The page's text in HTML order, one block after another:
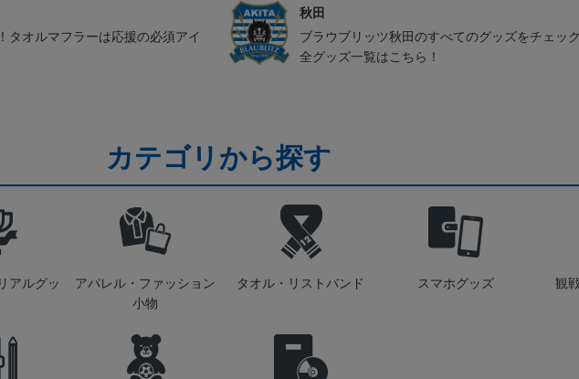
タオルマフラーは応援の必須アイ
秋田
ブラウブリッツ秋田のすべてのグッズをチェッ
全グッズ一覧はこちら！
カテゴリから探す
アルグッ
アパレル・ファッション
小物
タオル・リストバンド スマホグッズ 観